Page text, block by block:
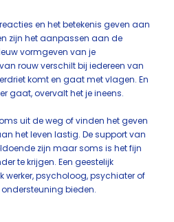
en het betekenis geven aan
zijn het aanpassen aan de
vormgeven van je
rouw verschilt bij iedereen van
komt en gaat met vlagen. En
gaat, overvalt het je ineens.
uit de weg of vinden het geven
het leven lastig. De support van
zijn maar soms is het fijn
te krijgen. Een geestelijk
werker, psycholoog, psychiater of
bieden.